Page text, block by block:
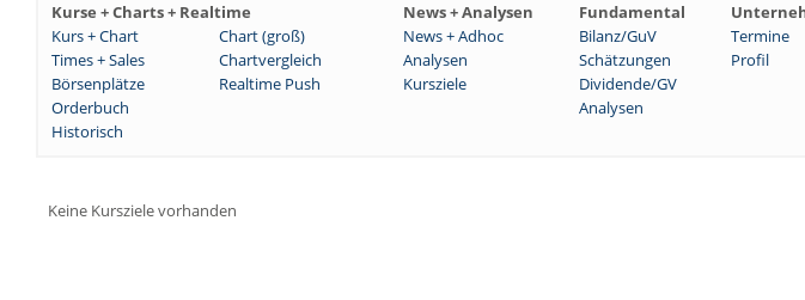
Kurse + Charts + Realtime News + Analysen Fundamental
Kurs + Chart
Chart (groß) News + Adhoc Bilanz/GuV Termine
Times + Sales
Chartvergleich Analysen Schätzungen Profil
Börsenplätze
Realtime Push Kursziele Dividende/GV
Orderbuch
Analysen
Historisch
Keine Kursziele vorhanden